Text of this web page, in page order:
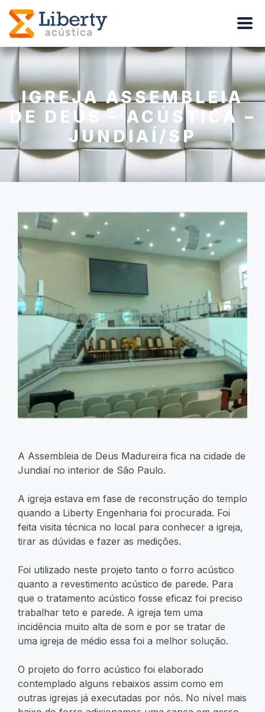
IGREJA ASSEMBLEIA
DE DEUS – ACÚSTICA –
JUNDIAÍ/SP
A Assembleia de Deus Madureira fica na cidade de
Jundiaí no interior de São Paulo.
A igreja estava em fase de reconstrução do templo
quando a Liberty Engenharia foi procurada. Foi
feita visita técnica no local para conhecer a igreja,
tirar as dúvidas e fazer as medições.
Foi utilizado neste projeto tanto o forro acústico
quanto a revestimento acústico de parede. Para
que o tratamento acústico fosse eficaz foi preciso
trabalhar teto e parede. A igreja tem uma
incidência muito alta de som e por se tratar de
uma igreja de médio essa foi a melhor solução.
O projeto do forro acústico foi elaborado
contemplado alguns rebaixos assim como em
outras igrejas já executadas por nós. No nível mais